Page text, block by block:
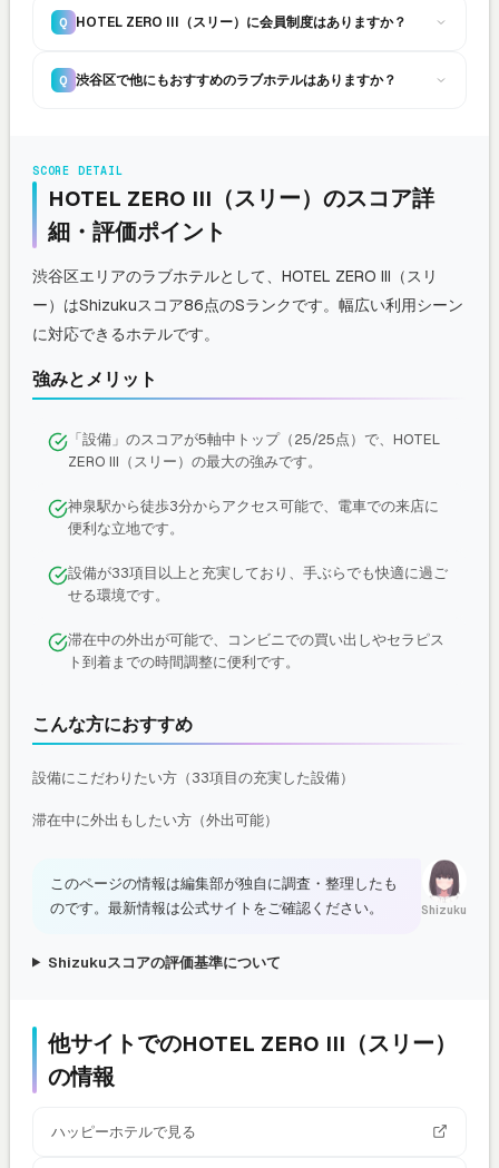
Q HOTEL ZERO III（スリー）に会員制度はありますか？
Q 渋谷区で他にもおすすめのラブホテルはありますか？
SCORE DETAIL
HOTEL ZERO III（スリー）のスコア詳
細・評価ポイント
渋谷区エリアのラブホテルとして、HOTEL ZERO III（スリ
ー）はShizukuスコア86点のSランクです。幅広い利用シーン
に対応できるホテルです。
強みとメリット
「設備」のスコアが5軸中トップ（25/25点）で、HOTEL
ZERO III（スリー）の最大の強みです。
神泉駅から徒歩3分からアクセス可能で、電車での来店に
便利な立地です。
設備が33項目以上と充実しており、手ぶらでも快適に過ご
せる環境です。
滞在中の外出が可能で、コンビニでの買い出しやセラピス
ト到着までの時間調整に便利です。
こんな方におすすめ
設備にこだわりたい方（33項目の充実した設備）
滞在中に外出もしたい方（外出可能）
Shizuku
このページの情報は編集部が独自に調査・整理したも
のです。最新情報は公式サイトをご確認ください。
Shizukuスコアの評価基準について
他サイトでのHOTEL ZERO III（スリー）
の情報
ハッピーホテルで見る